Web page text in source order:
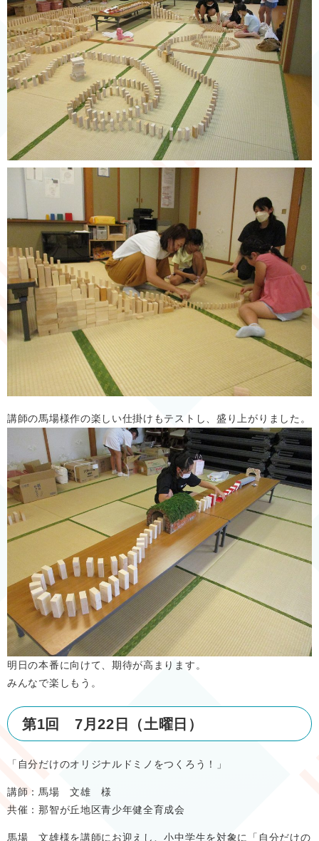
講師の馬場様作の楽しい仕掛けもテストし、盛り上がりました。
明日の本番に向けて、期待が高まります。
みんなで楽しもう。
第1回 7月22日（土曜日）
「自分だけのオリジナルドミノをつくろう！」
講師：馬場 文雄 様
共催：那智が丘地区青少年健全育成会
馬場 文雄様を講師にお迎えし、小中学生を対象に「自分だけの